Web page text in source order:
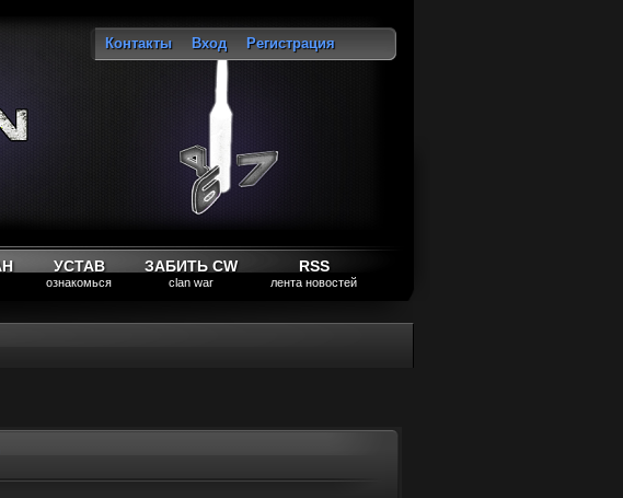
Контакты Вход
Регистрация
УСТАВ
ознакомься
ЗАБИТЬ CW
clan war
RSS
лента новостей